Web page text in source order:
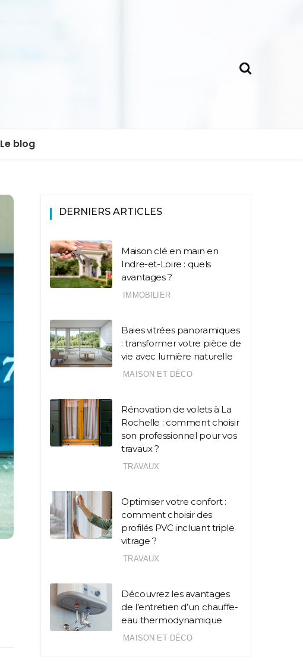
Le blog
DERNIERS ARTICLES
Maison clé en main en
Indre-et-Loire : quels
avantages ?
IMMOBILIER
Baies vitrées panoramiques
: transformer votre pièce de
vie avec lumière naturelle
MAISON ET DÉCO
Rénovation de volets à La
Rochelle : comment choisir
son professionnel pour vos
travaux ?
TRAVAUX
Optimiser votre confort :
comment choisir des
profilés PVC incluant triple
vitrage ?
TRAVAUX
Découvrez les avantages
de l’entretien d’un chauffe-
eau thermodynamique
MAISON ET DÉCO